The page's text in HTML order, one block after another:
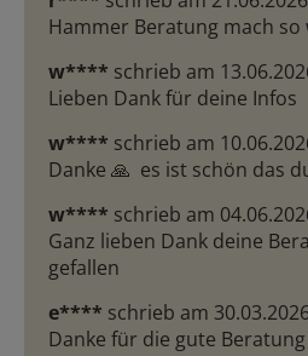
Hammer Beratung mach so
w**** schrieb am
Lieben Dank für deine Infos
w**** schrieb am
Danke 🙏  es ist schön das
w**** schrieb am
Ganz lieben Dank deine
gefallen
e**** schrieb am
Danke für die gute Beratung